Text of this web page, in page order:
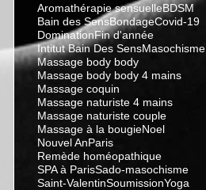
Aromathérapie sensuelleBDSM
Bain des SensBondageCovid-19
DominationFin d'année
Intitut Bain Des SensMasochisme
Massage body body
Massage body body 4 mains
Massage coquin
Massage naturiste 4 mains
Massage naturiste couple
Massage à la bougieNoel
Nouvel AnParis
Remède homéopathique
SPA à ParisSado-masochisme
Saint-ValentinSoumissionYoga